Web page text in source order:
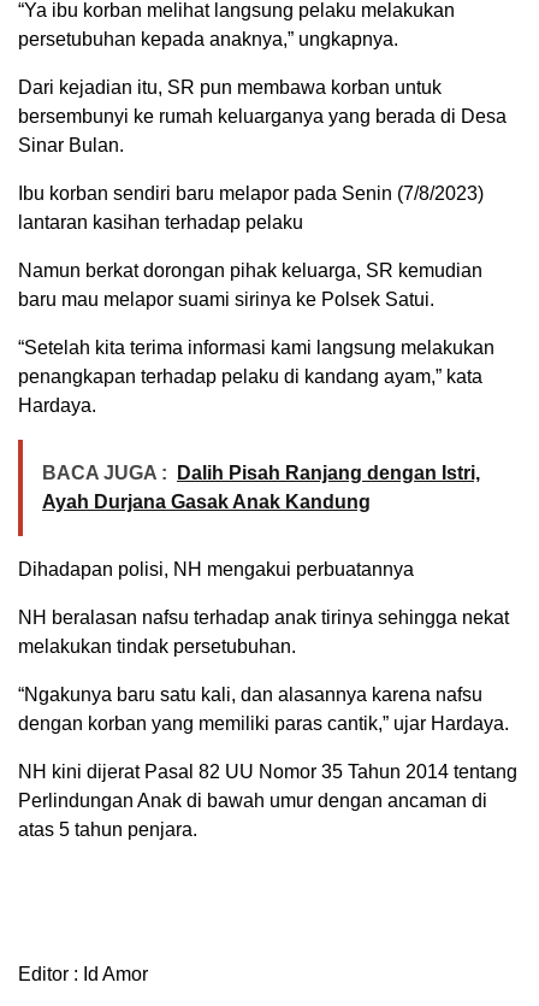
“Ya ibu korban melihat langsung pelaku melakukan
persetubuhan kepada anaknya,” ungkapnya.
Dari kejadian itu, SR pun membawa korban untuk
bersembunyi ke rumah keluarganya yang berada di Desa
Sinar Bulan.
Ibu korban sendiri baru melapor pada Senin (7/8/2023)
lantaran kasihan terhadap pelaku
Namun berkat dorongan pihak keluarga, SR kemudian
baru mau melapor suami sirinya ke Polsek Satui.
“Setelah kita terima informasi kami langsung melakukan
penangkapan terhadap pelaku di kandang ayam,” kata
Hardaya.
BACA JUGA :
Dalih Pisah Ranjang dengan Istri,
Ayah Durjana Gasak Anak Kandung
Dihadapan polisi, NH mengakui perbuatannya
NH beralasan nafsu terhadap anak tirinya sehingga nekat
melakukan tindak persetubuhan.
“Ngakunya baru satu kali, dan alasannya karena nafsu
dengan korban yang memiliki paras cantik,” ujar Hardaya.
NH kini dijerat Pasal 82 UU Nomor 35 Tahun 2014 tentang
Perlindungan Anak di bawah umur dengan ancaman di
atas 5 tahun penjara.
Editor : Id Amor